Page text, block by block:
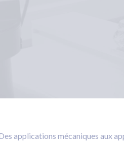
applications mécaniques aux